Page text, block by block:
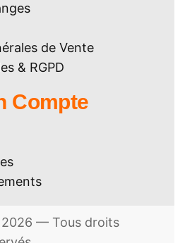
de Vente
& RGPD
Compte
— Tous droits